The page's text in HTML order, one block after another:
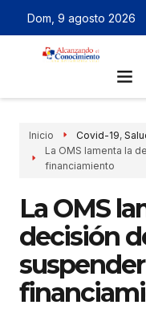
Dom, 9 agosto 2026
Inicio Covid-19,
La OMS lamenta la
financiamiento
La OMS
decisión